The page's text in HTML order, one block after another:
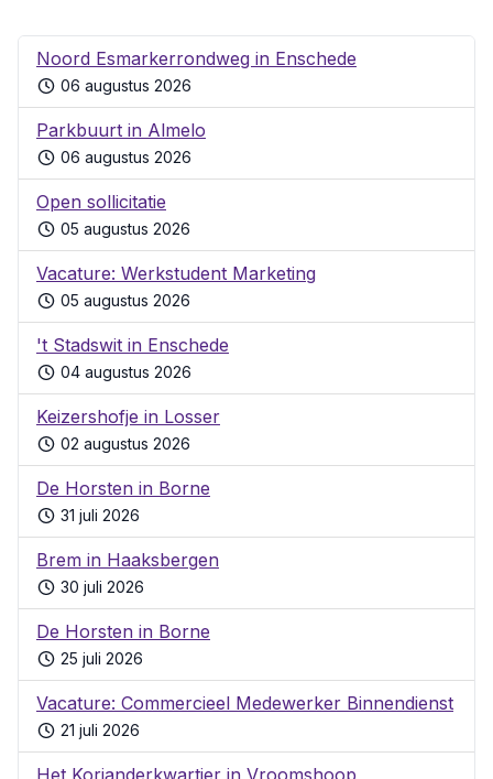
Noord Esmarkerrondweg in Enschede
06 augustus 2026
Parkbuurt in Almelo
06 augustus 2026
Open sollicitatie
05 augustus 2026
Vacature: Werkstudent Marketing
05 augustus 2026
't Stadswit in Enschede
04 augustus 2026
Keizershofje in Losser
02 augustus 2026
De Horsten in Borne
31 juli 2026
Brem in Haaksbergen
30 juli 2026
De Horsten in Borne
25 juli 2026
Vacature: Commercieel Medewerker Binnendienst
21 juli 2026
Het Korianderkwartier in Vroomshoop